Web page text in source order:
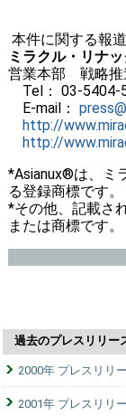
本件に関する報
ミラクル・リナ
営業本部 戦略推
Tel： 03-5404-
E-mail：
http://
http://
*Asianux®は、ミ
る登録商標です。
*その他、記載さ
または商標です。
過去のプレスリリー
2000年 プレスリリ
2001年 プレスリリ